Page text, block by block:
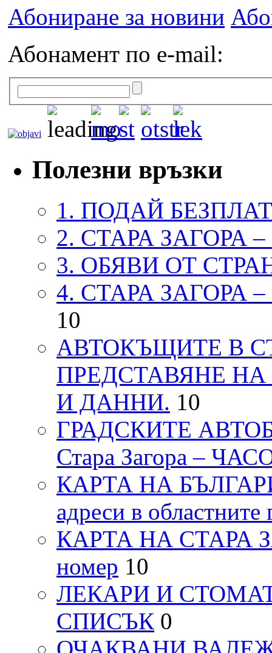
Абониране за новини
Абонамент по e-mail:
Полезни връзки
1. ПОДАЙ
2. СТАРА ЗАГОРА
3. ОБЯВИ ОТ
4. СТАРА ЗАГОРА
10
АВТОКЪЩИТЕ В
ПРЕДСТАВЯНЕ
И ДАННИ. 10
ГРАДСКИТЕ
Стара Загора –
КАРТА НА
адреси в областните
КАРТА НА СТАРА
номер 10
ЛЕКАРИ И
СПИСЪК 0